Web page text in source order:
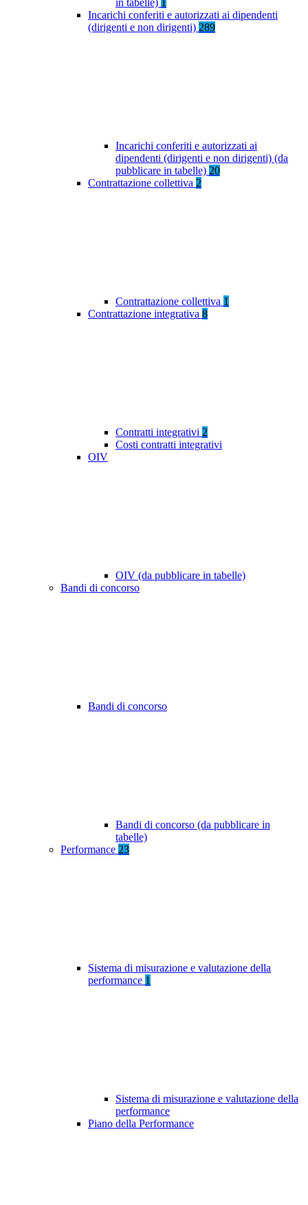
in tabelle) 1
Incarichi conferiti e autorizzati ai dipendenti
(dirigenti e non dirigenti) 289
Incarichi conferiti e autorizzati ai
dipendenti (dirigenti e non dirigenti) (da
pubblicare in tabelle) 20
Contrattazione collettiva 2
Contrattazione collettiva 1
Contrattazione integrativa 8
Contratti integrativi 2
Costi contratti integrativi
OIV
OIV (da pubblicare in tabelle)
Bandi di concorso
Bandi di concorso
Bandi di concorso (da pubblicare in
tabelle)
Performance 23
Sistema di misurazione e valutazione della
performance 1
Sistema di misurazione e valutazione della
performance
Piano della Performance